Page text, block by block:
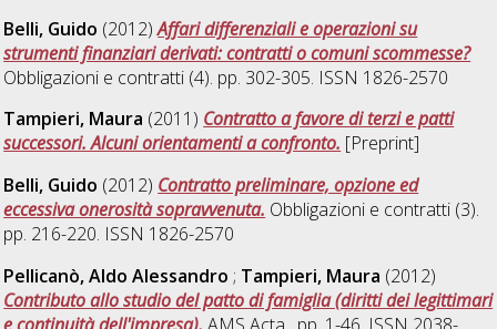
Belli, Guido (2012)Affari differenziali e operazioni su
strumenti finanziari derivati: contratti o comuni scommesse?
Obbligazioni e contratti (4). pp. 302-305. ISSN 1826-2570
Tampieri, Maura (2011) Contratto a favore di terzi e patti
successori. Alcuni orientamenti a confronto. [Preprint]
Belli, Guido (2012) Contratto preliminare, opzione ed
eccessiva onerosità sopravvenuta. Obbligazioni e contratti (3).
pp. 216-220. ISSN 1826-2570
Pellicanò, Aldo Alessandro ; Tampieri, Maura (2012)
Contributo allo studio del patto di famiglia (diritti dei legittimari